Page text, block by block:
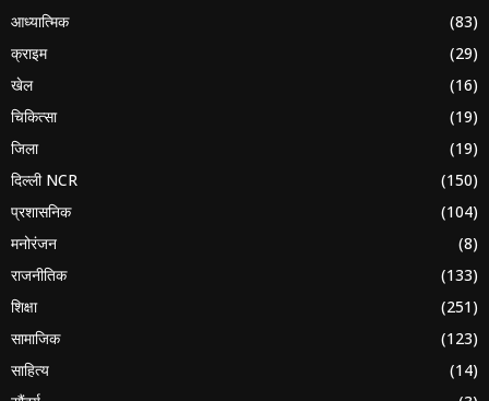
आध्यात्मिक
(83)
क्राइम
(29)
खेल
(16)
चिकित्सा
(19)
जिला
(19)
दिल्ली NCR
(150)
प्रशासनिक
(104)
मनोरंजन
(8)
राजनीतिक
(133)
शिक्षा
(251)
सामाजिक
(123)
साहित्य
(14)